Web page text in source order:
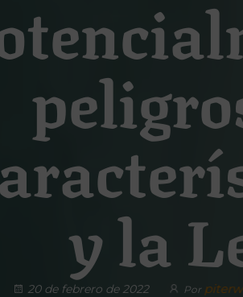
y la
20 de febrero de 2022 Por